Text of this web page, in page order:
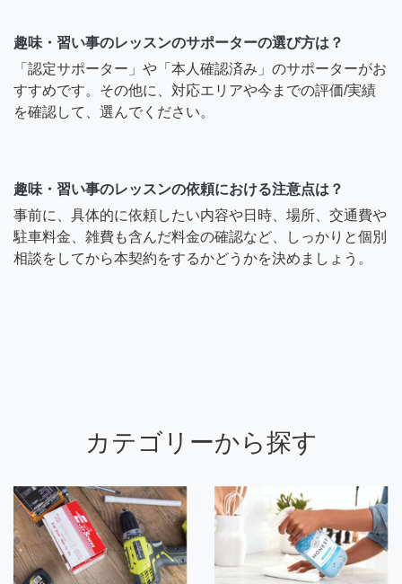
趣味・習い事のレッスンのサポーターの選び方は？
「認定サポーター」や「本人確認済み」のサポーターがお
すすめです。その他に、対応エリアや今までの評価/実績
を確認して、選んでください。
趣味・習い事のレッスンの依頼における注意点は？
事前に、具体的に依頼したい内容や日時、場所、交通費や
駐車料金、雑費も含んだ料金の確認など、しっかりと個別
相談をしてから本契約をするかどうかを決めましょう。
カテゴリーから探す